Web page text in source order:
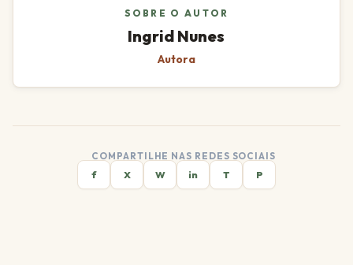
SOBRE O AUTOR
Ingrid Nunes
Autora
COMPARTILHE NAS REDES SOCIAIS
f
X W in T P